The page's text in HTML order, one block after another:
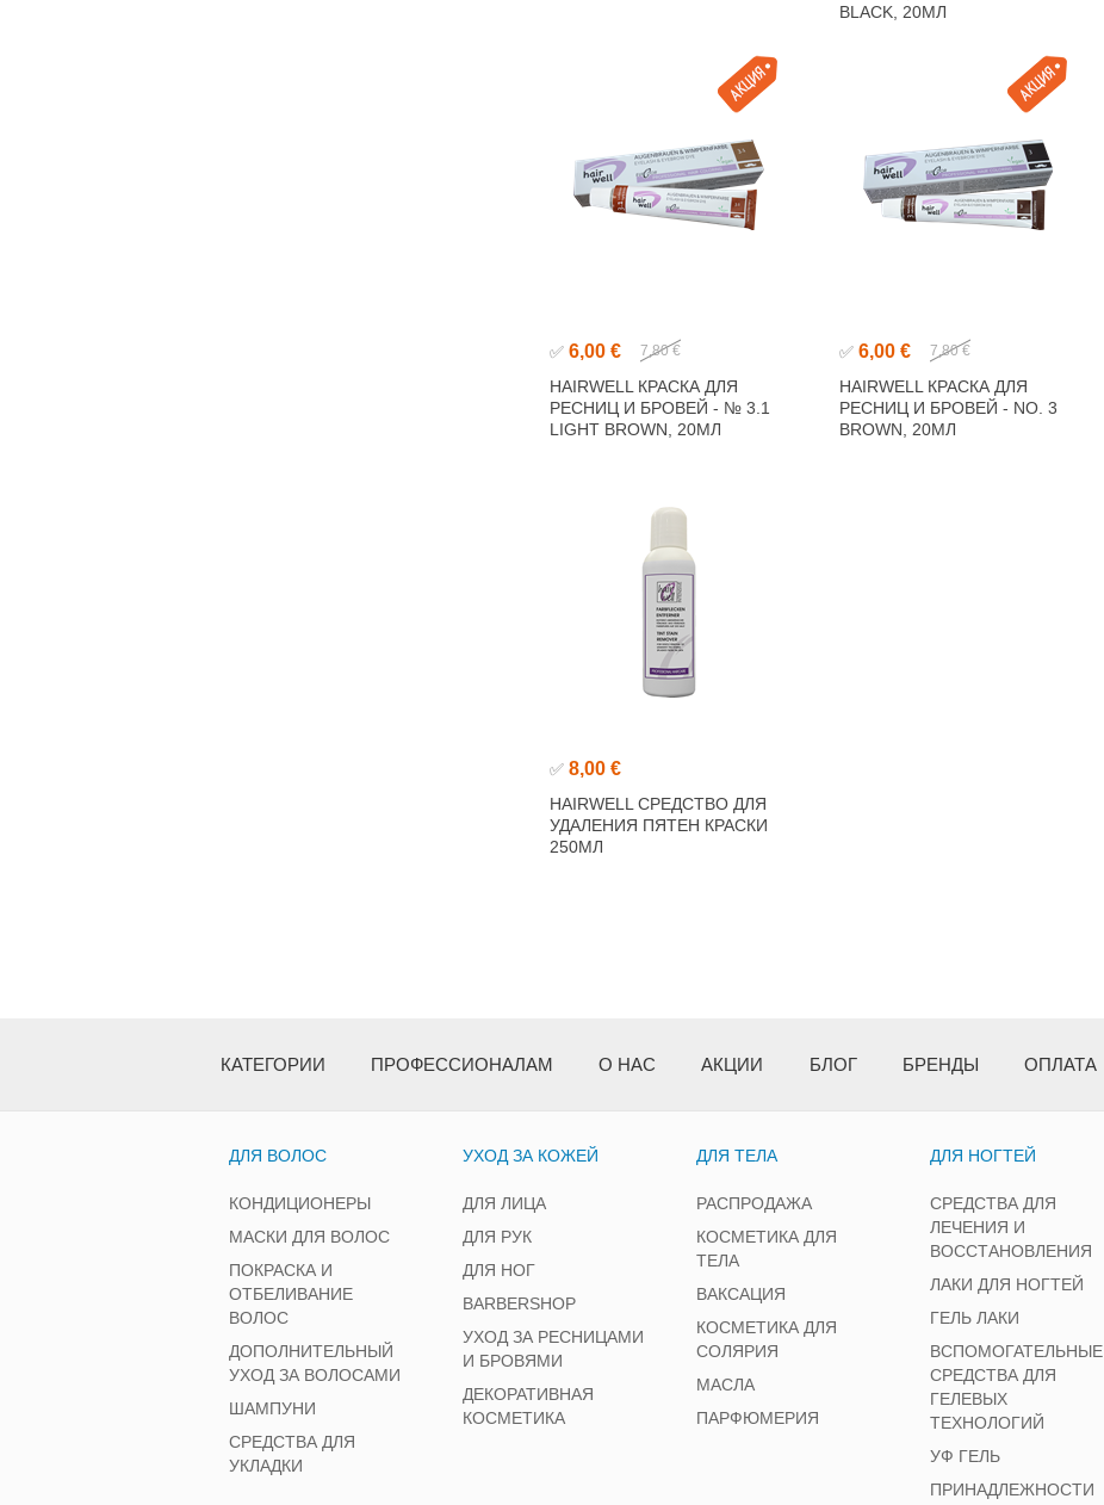
BLACK, 20МЛ
✅ 6,00 € 7,80 €
HAIRWELL КРАСКА ДЛЯ
РЕСНИЦ И БРОВЕЙ - № 3.1
LIGHT BROWN, 20МЛ
✅ 6,00 € 7,80 €
HAIRWELL КРАСКА ДЛЯ
РЕСНИЦ И БРОВЕЙ - NO. 3
BROWN, 20МЛ
✅ 8,00 €
HAIRWELL СРЕДСТВО ДЛЯ
УДАЛЕНИЯ ПЯТЕН КРАСКИ
250МЛ
КАТЕГОРИИ ПРОФЕССИОНАЛАМ О НАС АКЦИИ БЛОГ БРЕНДЫ ОПЛАТА
ДЛЯ ВОЛОС
КОНДИЦИОНЕРЫ
МАСКИ ДЛЯ ВОЛОС
ПОКРАСКА И
ОТБЕЛИВАНИЕ
ВОЛОС
ДОПОЛНИТЕЛЬНЫЙ
УХОД ЗА ВОЛОСАМИ
ШАМПУНИ
СРЕДСТВА ДЛЯ
УКЛАДКИ
УХОД ЗА КОЖЕЙ
ДЛЯ ЛИЦА
ДЛЯ РУК
ДЛЯ НОГ
BARBERSHOP
УХОД ЗА РЕСНИЦАМИ
И БРОВЯМИ
ДЕКОРАТИВНАЯ
КОСМЕТИКА
ДЛЯ ТЕЛА
РАСПРОДАЖА
КОСМЕТИКА ДЛЯ
ТЕЛА
ВАКСАЦИЯ
КОСМЕТИКА ДЛЯ
СОЛЯРИЯ
МАСЛА
ПАРФЮМЕРИЯ
ДЛЯ НОГТЕЙ
СРЕДСТВА ДЛЯ
ЛЕЧЕНИЯ И
ВОССТАНОВЛЕНИЯ
ЛАКИ ДЛЯ НОГТЕЙ
ГЕЛЬ ЛАКИ
ВСПОМОГАТЕЛЬНЫЕ
СРЕДСТВА ДЛЯ
ГЕЛЕВЫХ
ТЕХНОЛОГИЙ
УФ ГЕЛЬ
ПРИНАДЛЕЖНОСТИ